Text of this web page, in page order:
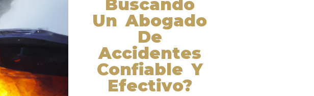
Buscando
Un Abogado
De
Accidentes
Confiable Y
Efectivo?